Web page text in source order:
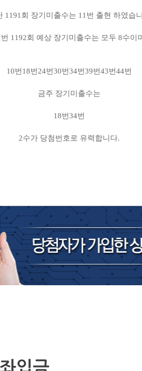
1191회 장기미출수는 11번 출현 하였습
번 1192회 예상 장기미출수는 모두 8수이
10번18번24번30번34번39번43번44번
금주 장기미출수는
18번34번
2수가 당첨번호로 유력합니다.